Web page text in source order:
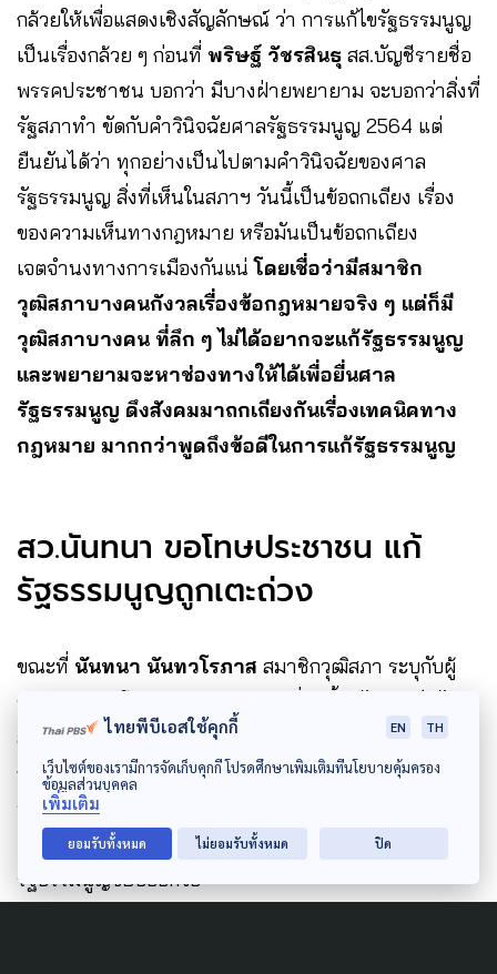
กล้วยให้เพื่อแสดงเชิงสัญลักษณ์ ว่า การแก้ไขรัฐธรรมนูญ​
เป็นเรื่องกล้วย ๆ ก่อนที่ พริษฐ์ วัชรสินธุ สส.บัญชีรายชื่อ
พรรคประชาชน​ บอกว่า มีบางฝ่ายพยายาม จะบอกว่าสิ่งที่
รัฐสภาทำ ขัดกับคำวินิจฉัยศาลรัฐธรรมนูญ​ 2564 แต่
ยืนยันได้ว่า​ ทุกอย่างเป็นไปตามคำวินิจฉัยของศาล
รัฐธรรมนูญ​ สิ่งที่เห็นในสภาฯ วันนี้เป็นข้อถกเถียง เรื่อง
ของความเห็นทางกฎหมาย หรือมันเป็นข้อถกเถียง
เจตจำนงทางการเมืองกันแน่โดยเชื่อว่ามีสมาชิก
วุฒิสภาบางคนกังวลเรื่องข้อกฎหมายจริง ๆ แต่ก็มี
วุฒิสภาบางคน ที่ลึก ๆ ไม่ได้อยากจะแก้รัฐธรรมนูญ​
และพยายามจะหาช่องทางให้ได้เพื่อยื่นศาล
รัฐธรรมนูญ ดึงสังคมมาถกเถียงกันเรื่องเทคนิคทาง
กฎหมาย มากกว่าพูดถึงข้อดีในการแก้รัฐธรรมนูญ​
สว.นันทนา ขอโทษประชาชน แก้
รัฐธรรมนูญถูกเตะถ่วง
ขณะที่​ นันทนา​ นันทวโรภาส สมาชิกวุฒิสภา ระบุกับผู้
ชุมนุม ว่า ขอโทษประชาชนทุกคนที่วันนี้ทำไม่สำเร็จ ไม่
สามารถทำให้เกิดการโหวตลงมติ ไม่สามารถทำให้เกิด
การอภิปรายในวาระหนึ่งสำเร็จ ตามที่ได้เห็นนี่คือการ
หักเหลี่ยมทางการเมือง ไม่ได้มีเจตจำนงที่แท้จริงกับการ
แก้ไขรัฐธรรมนูญ เป็นการยืดเยื้อให้การยกร่าง
รัฐธรรมนูญขยับออกไป​
ไทยพีบีเอสใช้คุกกี้ EN TH
เว็บไซต์ของเรามีการจัดเก็บคุกกี้ โปรดศึกษาเพิ่มเติมที่นโยบายคุ้มครอง
ข้อมูลส่วนบุคคล
เพิ่มเติม
ยอมรับทั้งหมด ไม่ยอมรับทั้งหมด ปิด